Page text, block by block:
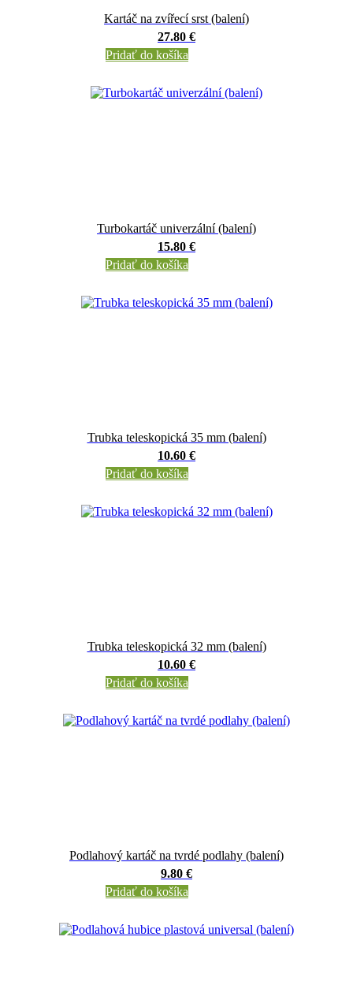
Kartáč na zvířecí srst (balení)
27.80 €
Pridať do košíka
Turbokartáč univerzální (balení)
15.80 €
Pridať do košíka
Trubka teleskopická 35 mm (balení)
10.60 €
Pridať do košíka
Trubka teleskopická 32 mm (balení)
10.60 €
Pridať do košíka
Podlahový kartáč na tvrdé podlahy (balení)
9.80 €
Pridať do košíka